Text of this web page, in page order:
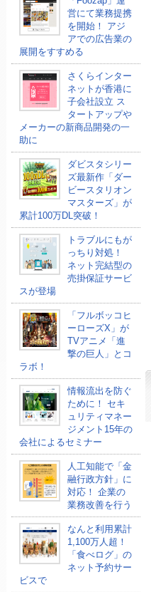
営にて業務提携
を開始！ アジ
アでの広告業の
展開をすすめる
さくらインター
ネットが香港に
子会社設立 ス
タートアップや
メーカーの新商品開発の一
助に
ダビスタシリー
ズ最新作「ダー
ビースタリオン
マスターズ」が
累計100万DL突破！
トラブルにもが
っちり対処！
ネット完結型の
売掛保証サービ
スが登場
「フルボッコヒ
ーローズX」が
TVアニメ「進
撃の巨人」とコ
ラボ！
情報流出を防ぐ
ために！ セキ
ュリティマネー
ジメント15年の
会社によるセミナー
人工知能で「金
融行政方針」に
対応！ 企業の
業務改善を行う
なんと利用累計
1,100万人超！
「食べログ」の
ネット予約サー
ビスで